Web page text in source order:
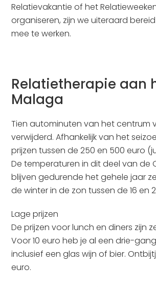
Relatievakantie of het
organiseren, zijn we uiteraard
mee te werken.
Relatietherapie aan
Malaga
Tien autominuten van het centrum
verwijderd. Afhankelijk van het
prijzen tussen de 250 en 500 euro
De temperaturen in dit deel van de
blijven gedurende het gehele jaar
de winter in de zon tussen de 16 en
Lage prijzen
De prijzen voor lunch en diners zijn
Voor 10 euro heb je al een drie-
inclusief een glas wijn of bier.
euro.